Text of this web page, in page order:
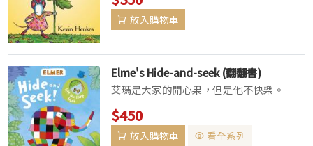
self-esteem, a...
放入購物車
Elme's Hide-and-seek (翻翻書)
艾瑪是大家的開心果，但是他不快樂。
「誰聽說過世界上有彩色的大象呢？難怪他
們都要笑我。」 艾瑪想盡辦法讓自己和別
人一樣……。 在說故事活動中，最具魅力
$450
放入購物車 看全系列